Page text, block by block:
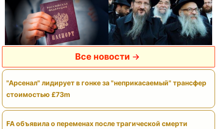
Все новости
"Арсенал" лидирует в гонке за "неприкасаемый" трансфер
стоимостью £73m
FA объявила о переменах после трагической смерти